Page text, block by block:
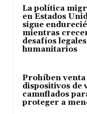
La política
en Estados
sigue
mientras
desafíos
humanitarios
Prohíben venta
dispositivos de
camuflados
proteger a